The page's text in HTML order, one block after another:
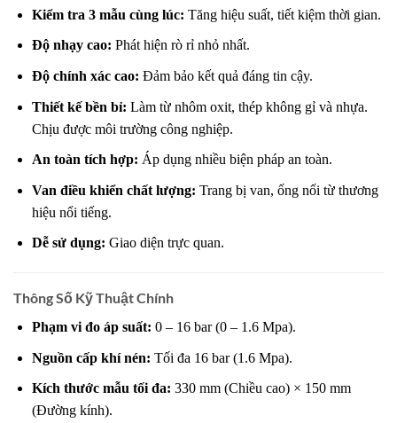
Kiểm tra 3 mẫu cùng lúc: Tăng hiệu suất, tiết kiệm thời gian.
Độ nhạy cao: Phát hiện rò rỉ nhỏ nhất.
Độ chính xác cao: Đảm bảo kết quả đáng tin cậy.
Thiết kế bền bỉ: Làm từ nhôm oxit, thép không gỉ và nhựa.
Chịu được môi trường công nghiệp.
An toàn tích hợp: Áp dụng nhiều biện pháp an toàn.
Van điều khiển chất lượng: Trang bị van, ống nối từ thương
hiệu nổi tiếng.
Dễ sử dụng: Giao diện trực quan.
Thông Số Kỹ Thuật Chính
Phạm vi đo áp suất: 0 – 16 bar (0 – 1.6 Mpa).
Nguồn cấp khí nén: Tối đa 16 bar (1.6 Mpa).
Kích thước mẫu tối đa: 330 mm (Chiều cao) × 150 mm
(Đường kính).